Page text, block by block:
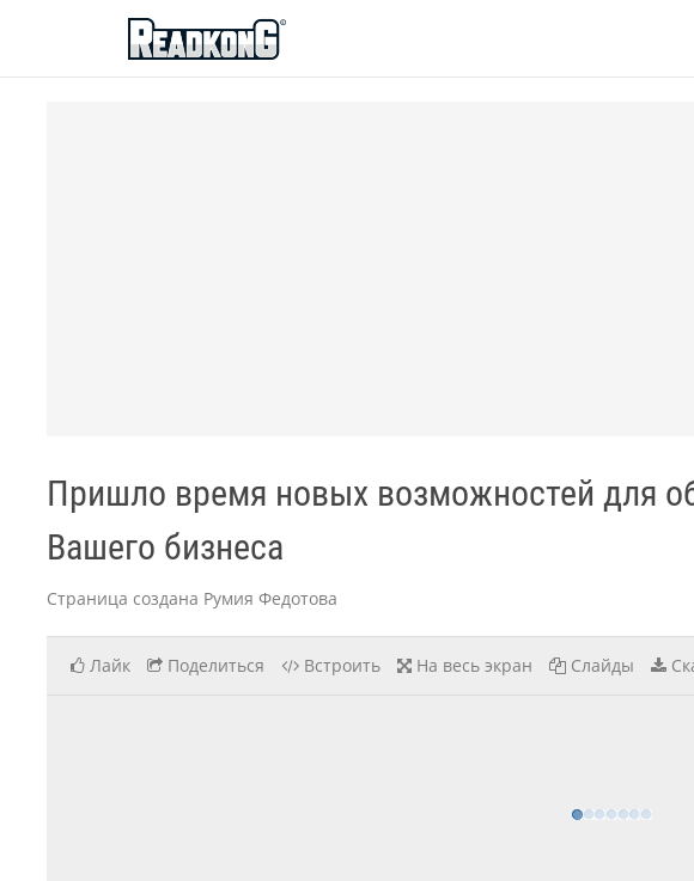
ReadkonG
Пришло время новых возможностей для
Вашего бизнеса
Страница создана Румия Федотова
Лайк Поделиться Встроить На весь экран Слайды